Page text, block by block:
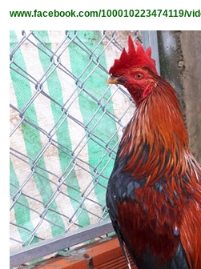
www.facebook.com/100010223474119/